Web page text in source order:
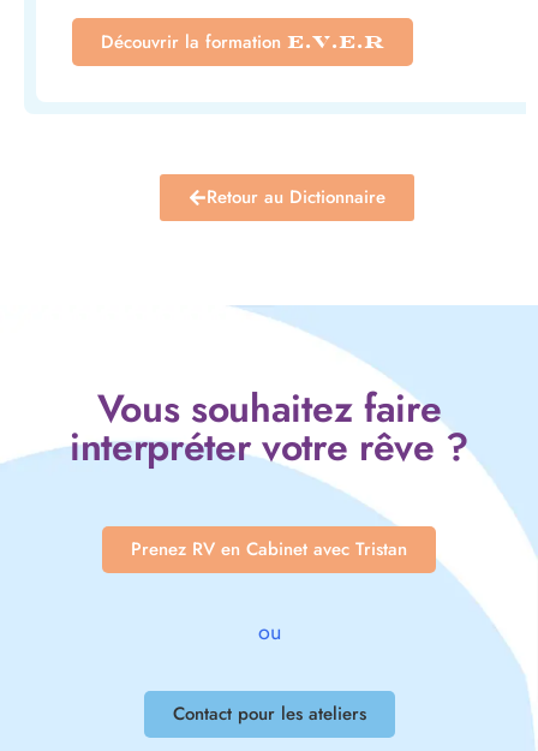
Découvrir la formation E.V.E.R
Retour au Dictionnaire
Vous souhaitez faire
interpréter votre rêve ?
Prenez RV en Cabinet avec Tristan
ou
Contact pour les ateliers